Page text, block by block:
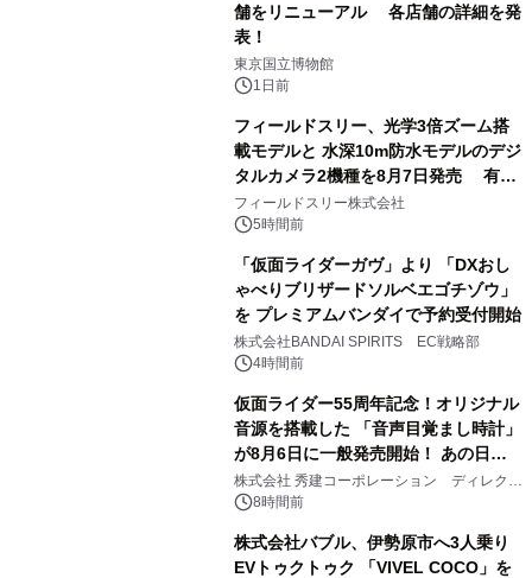
舗をリニューアル 各店舗の詳細を発
表！
東京国立博物館
1日前
フィールドスリー、光学3倍ズーム搭
載モデルと 水深10m防水モデルのデジ
タルカメラ2機種を8月7日発売 有効
約1300万画素、用途別に選べるコンデ
ジ新登場
フィールドスリー株式会社
5時間前
「仮面ライダーガヴ」より 「DXおし
ゃべりブリザードソルベエゴチゾウ」
を プレミアムバンダイで予約受付開始
株式会社BANDAI SPIRITS EC戦略部
4時間前
仮面ライダー55周年記念！オリジナル
音源を搭載した 「音声目覚まし時計」
が8月6日に一般発売開始！ あの日の
大興奮が今甦る
株式会社 秀建コーポレーション ディレクト
アートギャラリー
8時間前
株式会社バブル、伊勢原市へ3人乗り
EVトゥクトゥク 「VIVEL COCO」を